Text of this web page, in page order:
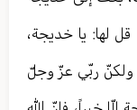
لها: يا خديجة،
ولكنّ ربّي عزّ وجلّ